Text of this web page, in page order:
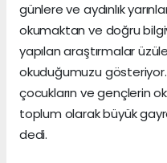
günlere ve aydınlık
okumaktan ve doğru
yapılan araştırmalar
okuduğumuzu
çocukların ve gençlerin
toplum olarak büyük
dedi.